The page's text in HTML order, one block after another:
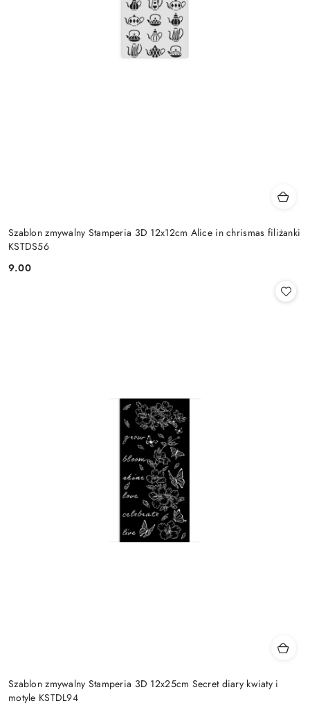
Szablon zmywalny Stamperia 3D 12x12cm Alice in chrismas filiżanki
KSTDS56
Cena:
9.00
Szablon zmywalny Stamperia 3D 12x25cm Secret diary kwiaty i
motyle KSTDL94